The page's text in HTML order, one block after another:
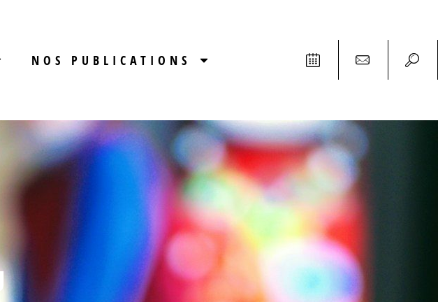
NOS PUBLICATIONS